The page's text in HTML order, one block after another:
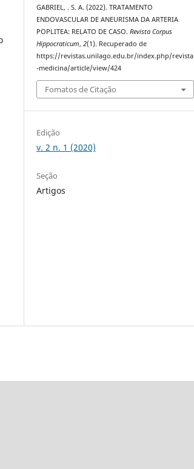
GABRIEL, . S. A. (2022). TRATAMENTO
ENDOVASCULAR DE ANEURISMA DA ARTERIA
POPLITEA: RELATO DE CASO.Revista Corpus
Hippocraticum,2(1). Recuperado de
https://revistas.unilago.edu.br/index.php/revista
-medicina/article/view/424
Fomatos de Citação
Edição
v. 2 n. 1 (2020)
Seção
Artigos